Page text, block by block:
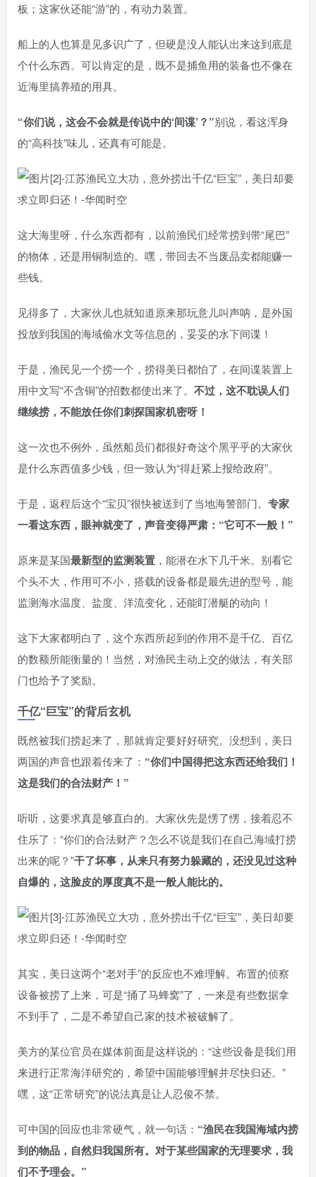
板；这家伙还能“游”的，有动力装置。
船上的人也算是见多识广了，但硬是没人能认出来这到底是
个什么东西。可以肯定的是，既不是捕鱼用的装备也不像在
近海里搞养殖的用具。
“你们说，这会不会就是传说中的‘间谍’？”别说，看这浑身
的“高科技”味儿，还真有可能是。
这大海里呀，什么东西都有，以前渔民们经常捞到带“尾巴”
的物体，还是用铜制造的。嘿，带回去不当废品卖都能赚一
些钱。
见得多了，大家伙儿也就知道原来那玩意儿叫声呐，是外国
投放到我国的海域偷水文等信息的，妥妥的水下间谍！
于是，渔民见一个捞一个，捞得美日都怕了，在间谍装置上
用中文写“不含铜”的招数都使出来了。 不过，这不耽误人们
继续捞，不能放任你们刺探国家机密呀！
这一次也不例外，虽然船员们都很好奇这个黑乎乎的大家伙
是什么东西值多少钱，但一致认为“得赶紧上报给政府”。
于是，返程后这个“宝贝”很快被送到了当地海警部门。 专家
一看这东西，眼神就变了，声音变得严肃：“它可不一般！”
原来是某国最新型的监测装置 ，能潜在水下几千米。别看它
个头不大，作用可不小，搭载的设备都是最先进的型号，能
监测海水温度、盐度、洋流变化，还能盯潜艇的动向！
这下大家都明白了，这个东西所起到的作用不是千亿、百亿
的数额所能衡量的！当然，对渔民主动上交的做法，有关部
门也给予了奖励。
千亿“巨宝”的背后玄机
既然被我们捞起来了，那就肯定要好好研究。没想到，美日
两国的声音也跟着传来了： “你们中国得把这东西还给我们！
这是我们的合法财产！”
听听，这要求真是够直白的。大家伙先是愣了愣，接着忍不
住乐了：“你们的合法财产？怎么不说是我们在自己海域打捞
出来的呢？”干了坏事，从来只有努力躲藏的，还没见过这种
自爆的，这脸皮的厚度真不是一般人能比的。
其实，美日这两个“老对手”的反应也不难理解。布置的侦察
设备被捞了上来，可是“捅了马蜂窝”了，一来是有些数据拿
不到手了，二是不希望自己家的技术被破解了。
美方的某位官员在媒体前面是这样说的：“这些设备是我们用
来进行正常海洋研究的，希望中国能够理解并尽快归还。”
嘿，这“正常研究”的说法真是让人忍俊不禁。
可中国的回应也非常硬气，就一句话： “渔民在我国海域内捞
到的物品，自然归我国所有。对于某些国家的无理要求，我
们不予理会。”